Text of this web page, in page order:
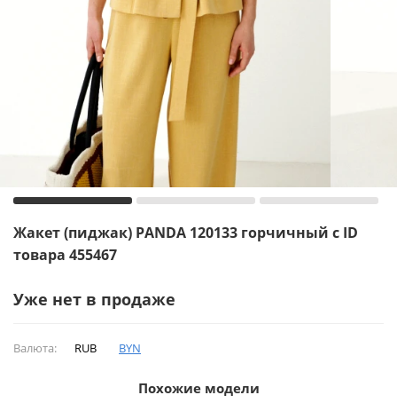
Жакет (пиджак) PANDA 120133 горчичный с ID
товара 455467
Уже нет в продаже
Валюта: RUB BYN
Похожие модели